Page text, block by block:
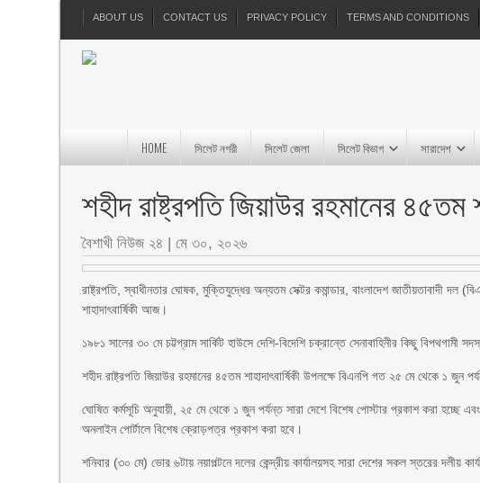
ABOUT US CONTACT US PRIVACY POLICY TERMS AND CONDITIONS
HOME সিলেট নগরী সিলেট জেলা সিলেট বিভাগ সারাদেশ
শহীদ রাষ্ট্রপতি জিয়াউর রহমানের ৪৫তম
বৈশাখী নিউজ ২৪ |মে ৩০, ২০২৬
রাষ্ট্রপতি, স্বাধীনতার ঘোষক, মুক্তিযুদ্ধের অন্যতম সেক্টর কমান্ডার, বাংলাদেশ জাতীয়তাবাদী দল
শাহাদাৎবার্ষিকী আজ।
১৯৮১ সালের ৩০ মে চট্টগ্রাম সার্কিট হাউসে দেশি-বিদেশি চক্রান্তে সেনাবাহিনীর কিছু বিপথগামী
শহীদ রাষ্ট্রপতি জিয়াউর রহমানের ৪৫তম শাহাদাৎবার্ষিকী উপলক্ষে বিএনপি গত ২৫ মে থেকে ১ জুন
ঘোষিত কর্মসূচি অনুযায়ী, ২৫ মে থেকে ১ জুন পর্যন্ত সারা দেশে বিশেষ পোস্টার প্রকাশ করা হচ্ছে
অনলাইন পোর্টালে বিশেষ ক্রোড়পত্র প্রকাশ করা হবে।
শনিবার (৩০ মে) ভোর ৬টায় নয়াপল্টনে দলের কেন্দ্রীয় কার্যালয়সহ সারা দেশের সকল স্তরের দলীয়